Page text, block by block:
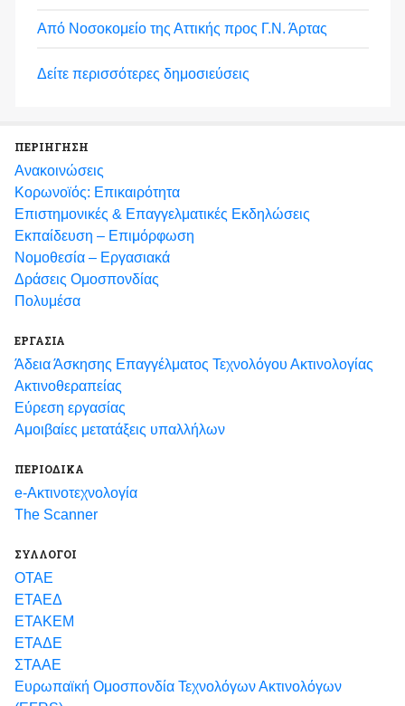
Από Νοσοκομείο της Αττικής προς Γ.Ν. Άρτας
Δείτε περισσότερες δημοσιεύσεις
ΠΕΡΙΗΓΗΣΗ
Ανακοινώσεις
Κορωνοϊός: Επικαιρότητα
Eπιστημονικές & Επαγγελματικές Eκδηλώσεις
Εκπαίδευση – Επιμόρφωση
Νομοθεσία – Εργασιακά
Δράσεις Ομοσπονδίας
Πολυμέσα
ΕΡΓΑΣΙΑ
Άδεια Άσκησης Επαγγέλματος Τεχνολόγου Ακτινολογίας
Ακτινοθεραπείας
Εύρεση εργασίας
Αμοιβαίες μετατάξεις υπαλλήλων
ΠΕΡΙΟΔΙΚΑ
e-Ακτινοτεχνολογία
The Scanner
ΣΥΛΛΟΓΟΙ
ΟΤΑΕ
ΕΤΑΕΔ
ΕΤΑΚΕΜ
ΕΤΑΔΕ
ΣΤΑΑΕ
Ευρωπαϊκή Ομοσπονδία Τεχνολόγων Ακτινολόγων